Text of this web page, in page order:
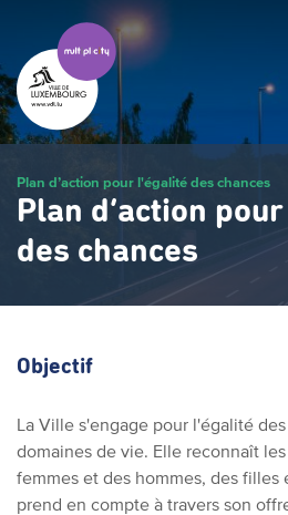
contenu
principal
Plan d’action pour l'égalité des chances
Plan d’action
des chances
Objectif
La Ville s'engage pour l'égalité
domaines de vie. Elle reconnaît
femmes et des hommes, des filles
prend en compte à travers son